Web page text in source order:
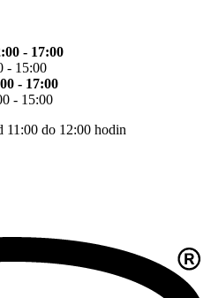
- 17:00
- 15:00
- 17:00
- 15:00
11:00 do 12:00 hodin